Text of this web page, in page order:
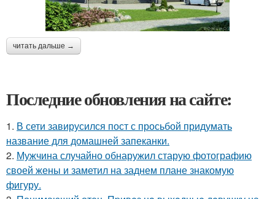
читать дальше →
Последние обновления на сайте:
1. В сети завирусился пост с просьбой придумать
название для домашней запеканки.
2. Мужчина случайно обнаружил старую фотографию
своей жены и заметил на заднем плане знакомую
фигуру.